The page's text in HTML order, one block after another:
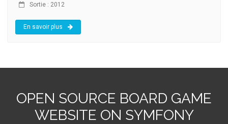
Sortie : 2012
En savoir plus
OPEN SOURCE BOARD GAME
WEBSITE ON SYMFONY